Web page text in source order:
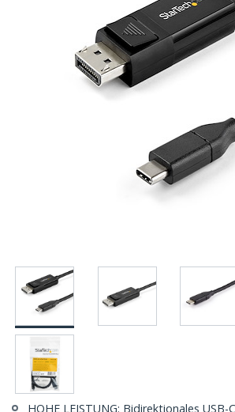
HOHE LEISTUNG: Bidirektionales